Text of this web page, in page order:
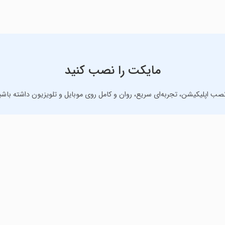
مایکت را نصب کنید
اپلیکیشن، تجربه‌ای سریع، روان و کامل روی موبایل و تلویزیون داشته